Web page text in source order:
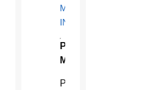
MÁS
INFORMACIÓN
Primeras
Misas
P.